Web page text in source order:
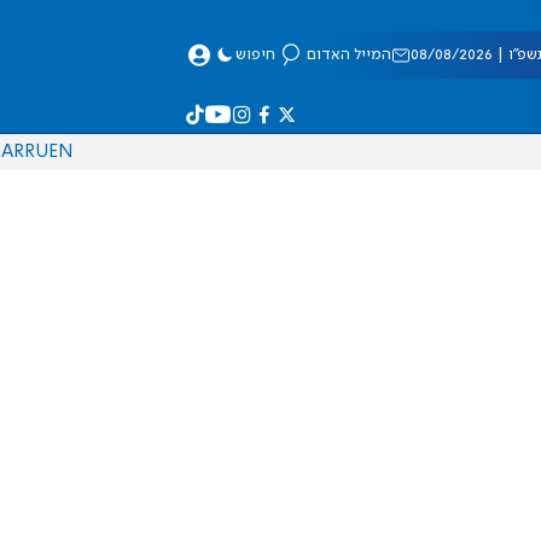
08/2026 המייל האדום חיפוש
EN
RU
AR